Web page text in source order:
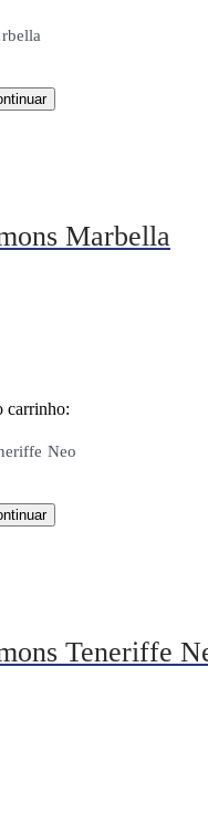
Marbella
carrinho:
Neo
Teneriffe